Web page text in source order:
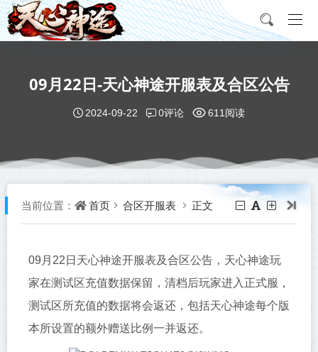
09月22日-天心神途开服表及合区公告
2024-09-22 0评论 611阅读
当前位置： 首页 合区开服表 正文
09月22日天心神途开服表及合区公告， 天心神途玩
家在测试区充值数据保留，清档后玩家进入正式服，
测试区所充值的数据将会返还，包括天心神途每个版
本所设置的额外赠送比例一并返还。